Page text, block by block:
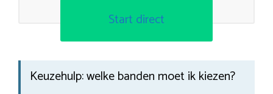
Start direct
Keuzehulp: welke banden moet ik kiezen?